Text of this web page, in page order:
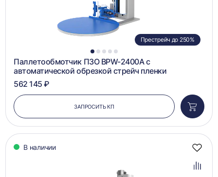
1 2 3 4 5
Престрейч до 250%
Паллетообмотчик ПЗО BPW-2400A с
автоматической обрезкой стрейч пленки
562 145 ₽
ЗАПРОСИТЬ КП
в
В наличии